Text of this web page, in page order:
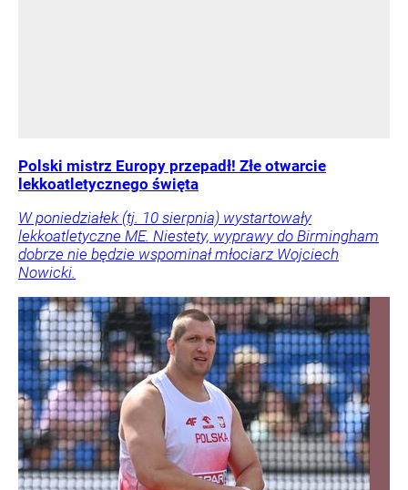
Polski mistrz Europy przepadł! Złe otwarcie
lekkoatletycznego święta
W poniedziałek (tj. 10 sierpnia) wystartowały
lekkoatletyczne ME. Niestety, wyprawy do Birmingham
dobrze nie będzie wspominał młociarz Wojciech
Nowicki.